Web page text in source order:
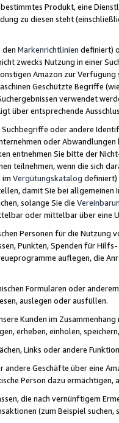
Produkt, eine
zu diesen steht
den Markenrichtlinien definiert)
zwecks Nutzung in einer
Amazon zur
Geschützte Begriffe
verwendet
über entsprechende
oder andere
oder
entnehmen Sie bitte der
teilnehmen, wenn die sich
im Vergütungskatalog definiert)
damit Sie bei
solange Sie die
oder mittelbar über eine
Personen für die Nutzung
Punkten, Spenden für
auflegen, die
Formularen oder
auslegen oder ausfüllen.
Kunden im
erheben, einholen,
Links oder andere
andere Geschäfte über eine
Person dazu
die nach vernünftigem
(zum Beispiel